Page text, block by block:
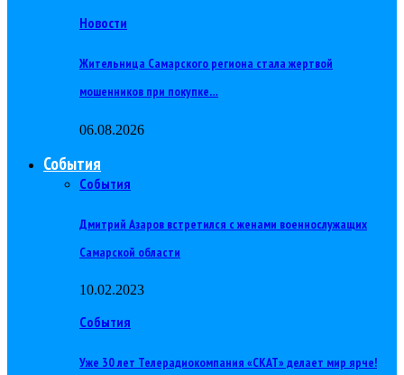
Новости
Жительница Самарского региона стала жертвой
мошенников при покупке…
06.08.2026
События
События
Дмитрий Азаров встретился с женами военнослужащих
Самарской области
10.02.2023
События
Уже 30 лет Телерадиокомпания «СКАТ» делает мир ярче!